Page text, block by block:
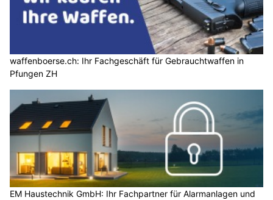
waffenboerse.ch: Ihr Fachgeschäft für Gebrauchtwaffen in
Pfungen ZH
EM Haustechnik GmbH: Ihr Fachpartner für Alarmanlagen und